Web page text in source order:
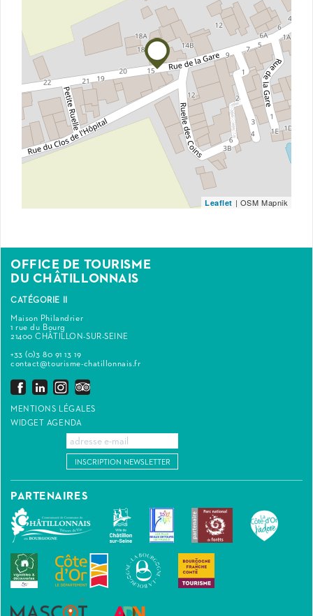
Leaflet | OSM Mapnik
OFFICE DE TOURISME
DU CHÂTILLONNAIS
CATÉGORIE II
Maison Philandrier
1 rue du Bourg
21400 CHÂTILLON-SUR-SEINE
+33 (0)3 80 91 13 19
contact@tourisme-chatillonnais.fr
MENTIONS LÉGALES
WIDGET AGENDA
INSCRIPTION NEWSLETTER
PARTENAIRES